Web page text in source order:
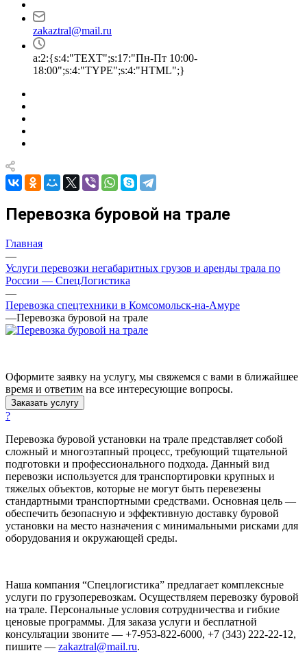
zakaztral@mail.ru
a:2:{s:4:"TEXT";s:17:"Пн-Пт 10:00-
18:00";s:4:"TYPE";s:4:"HTML";}
Перевозка буровой на трале
Главная
—
Услуги перевозки негабаритных грузов и аренды трала по
России — СпецЛогистика
—
Перевозка спецтехники в Комсомольск-на-Амуре
—Перевозка буровой на трале
Оформите заявку на услугу, мы свяжемся с вами в ближайшее
время и ответим на все интересующие вопросы.
Заказать услугу
?
Перевозка буровой установки на трале представляет собой
сложный и многоэтапный процесс, требующий тщательной
подготовки и профессионального подхода. Данный вид
перевозки используется для транспортировки крупных и
тяжелых объектов, которые не могут быть перевезены
стандартными транспортными средствами. Основная цель —
обеспечить безопасную и эффективную доставку буровой
установки на место назначения с минимальными рисками для
оборудования и окружающей среды.
Наша компания “Спецлогистика” предлагает комплексные
услуги по грузоперевозкам. Осуществляем перевозку буровой
на трале. Персональные условия сотрудничества и гибкие
ценовые программы. Для заказа услуги и бесплатной
консультации звоните — +7-953-822-6000, +7 (343) 222-22-12,
пишите — zakaztral@mail.ru.